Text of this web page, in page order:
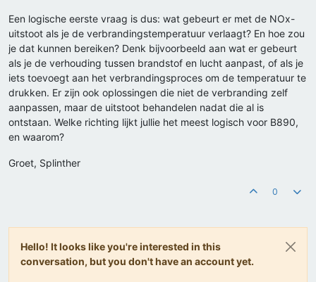
Een logische eerste vraag is dus: wat gebeurt er met de NOx-
uitstoot als je de verbrandingstemperatuur verlaagt? En hoe zou
je dat kunnen bereiken? Denk bijvoorbeeld aan wat er gebeurt
als je de verhouding tussen brandstof en lucht aanpast, of als je
iets toevoegt aan het verbrandingsproces om de temperatuur te
drukken. Er zijn ook oplossingen die niet de verbranding zelf
aanpassen, maar de uitstoot behandelen nadat die al is
ontstaan. Welke richting lijkt jullie het meest logisch voor B890,
en waarom?
Groet, Splinther
0
Hello! It looks like you're interested in this
conversation, but you don't have an account yet.